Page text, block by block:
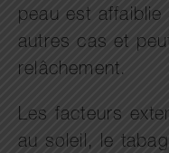
peau est
autres cas et
relâchement.
Les facteurs
au soleil, le